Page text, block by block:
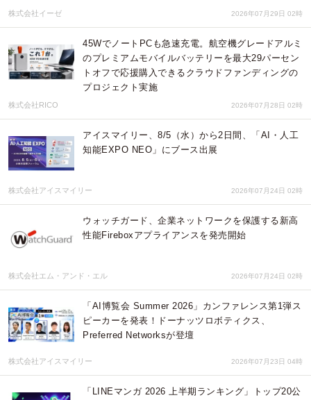
株式会社イーゼ 2026年07月29日 02時
45WでノートPCも急速充電。航空機グレードアルミ
のプレミアムモバイルバッテリーを最大29パーセン
トオフで応援購入できるクラウドファンディングの
プロジェクト実施
株式会社RICO 2026年07月28日 02時
アイスマイリー、8/5（水）から2日間、「AI・人工
知能EXPO NEO」にブース出展
株式会社アイスマイリー 2026年07月24日 02時
ウォッチガード、企業ネットワークを保護する新高
性能Fireboxアプライアンスを発売開始
株式会社エム・アンド・エル 2026年07月24日 02時
「AI博覧会 Summer 2026」カンファレンス第1弾ス
ピーカーを発表！ドーナッツロボティクス、
Preferred Networksが登壇
株式会社アイスマイリー 2026年07月23日 04時
「LINEマンガ 2026 上半期ランキング」トップ20公